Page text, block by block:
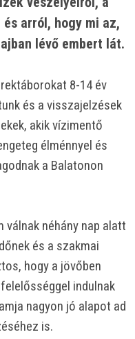
arról, hogy mi az,
lévő embert lát.
8-14 év
és a visszajelzések
akik vízimentő
élménnyel és
a Balatonon
néhány nap alatt
és a szakmai
hogy a jövőben
indulnak
nagyon jó alapot ad
is.